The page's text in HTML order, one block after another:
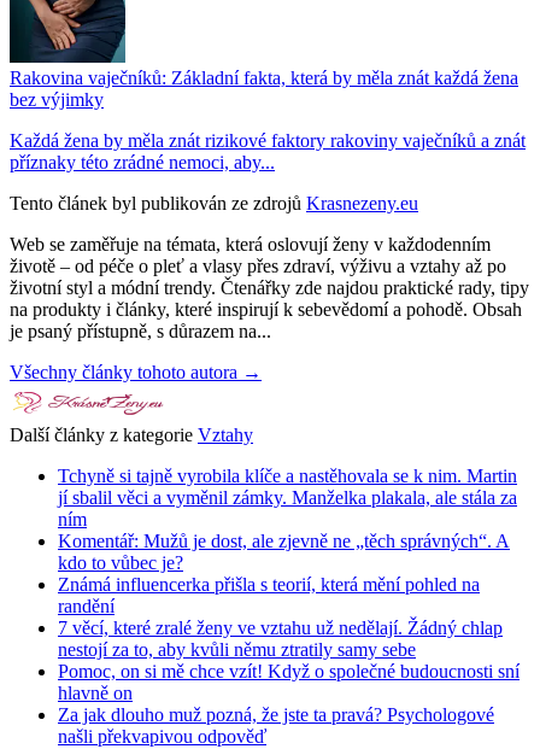
Rakovina vaječníků: Základní fakta, která by měla znát každá žena
bez výjimky
Každá žena by měla znát rizikové faktory rakoviny vaječníků a znát
příznaky této zrádné nemoci, aby...
Tento článek byl publikován ze zdrojů Krasnezeny.eu
Web se zaměřuje na témata, která oslovují ženy v každodenním
životě – od péče o pleť a vlasy přes zdraví, výživu a vztahy až po
životní styl a módní trendy. Čtenářky zde najdou praktické rady, tipy
na produkty i články, které inspirují k sebevědomí a pohodě. Obsah
je psaný přístupně, s důrazem na...
Všechny články tohoto autora →
Další články z kategorie Vztahy
Tchyně si tajně vyrobila klíče a nastěhovala se k nim. Martin
jí sbalil věci a vyměnil zámky. Manželka plakala, ale stála za
ním
Komentář: Mužů je dost, ale zjevně ne „těch správných“. A
kdo to vůbec je?
Známá influencerka přišla s teorií, která mění pohled na
randění
7 věcí, které zralé ženy ve vztahu už nedělají. Žádný chlap
nestojí za to, aby kvůli němu ztratily samy sebe
Pomoc, on si mě chce vzít! Když o společné budoucnosti sní
hlavně on
Za jak dlouho muž pozná, že jste ta pravá? Psychologové
našli překvapivou odpověď